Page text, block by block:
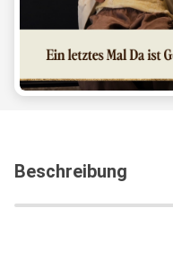
Beschreibung